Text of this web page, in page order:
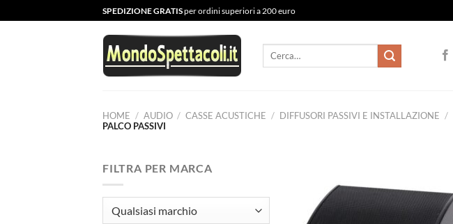
ai
SPEDIZIONE GRATISper ordini superiori a 200 euro
Cerca:
HOME / AUDIO / CASSE ACUSTICHE / DIFFUSORI PASSIVI E INSTALLAZIONE /
PALCO PASSIVI
FILTRA PER MARCA